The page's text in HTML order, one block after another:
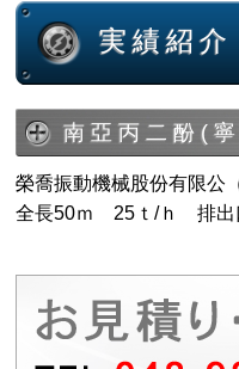
HOME
会社案内・設備
商品紹介
実績紹介
実績紹介
南亞丙二酚(
榮喬振動機械股份有限公
全長50ｍ 25ｔ/ｈ 排出